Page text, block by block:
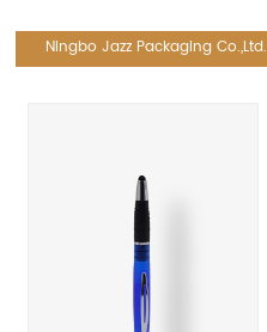
Ningbo Jazz Packaging Co.,Ltd.